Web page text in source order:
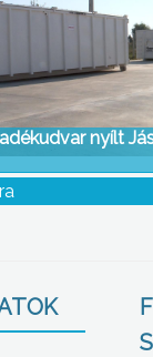
nyílt